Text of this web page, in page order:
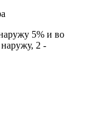
5% и во
2 -